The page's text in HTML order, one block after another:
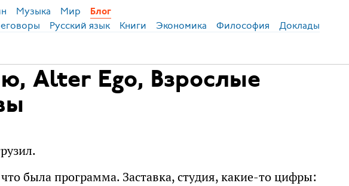
Музыка Мир Блог
Русский язык Книги Экономика Философия Доклады
Alter Ego, Взрослые
была программа. Заставка, студия, какие-то цифры: